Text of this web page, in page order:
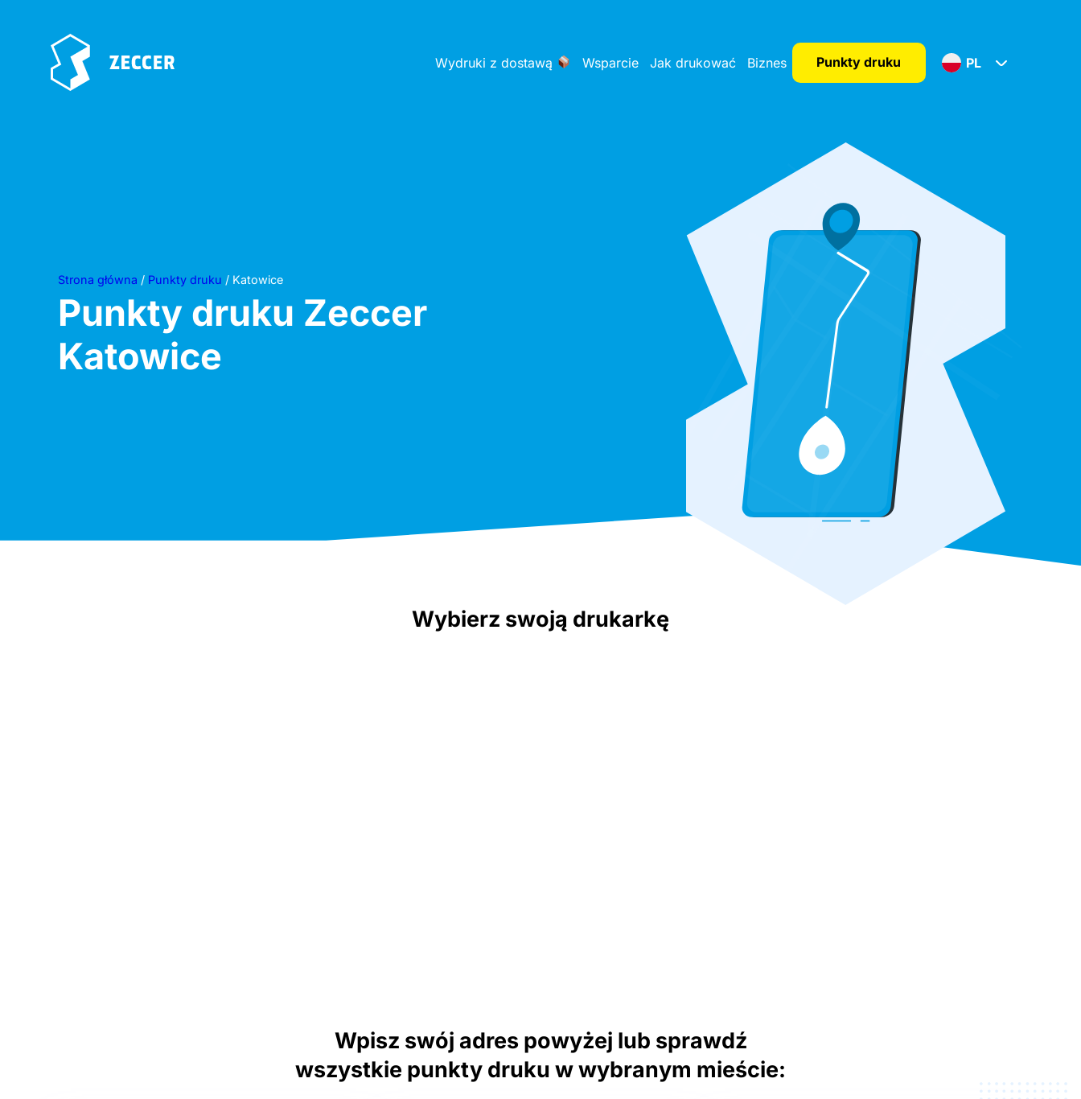
Wydruki z dostawą Wsparcie Jak drukować Biznes Punkty druku PL
Strona główna / Punkty druku / Katowice
Punkty druku Zeccer
Katowice
Wybierz swoją drukarkę
Wpisz swój adres powyżej lub sprawdź
wszystkie punkty druku w wybranym mieście: